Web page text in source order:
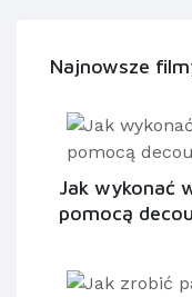
Najnowsze
Jak wykonać
pomocą